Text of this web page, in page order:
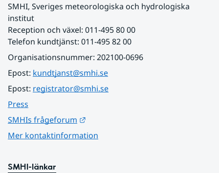
SMHI, Sveriges meteorologiska och hydrologiska
institut
Reception och växel: 011-495 80 00
Telefon kundtjänst: 011-495 82 00
Organisationsnummer: 202100-0696
Epost: kundtjanst@smhi.se
Epost: registrator@smhi.se
Press
SMHIs frågeforum
Mer kontaktinformation
SMHI-länkar